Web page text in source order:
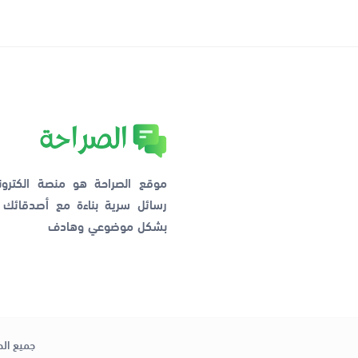
موقع الصراحة هو منصة
رسائل سرية بناءة مع
بشكل موضوعي وهادف
جميع